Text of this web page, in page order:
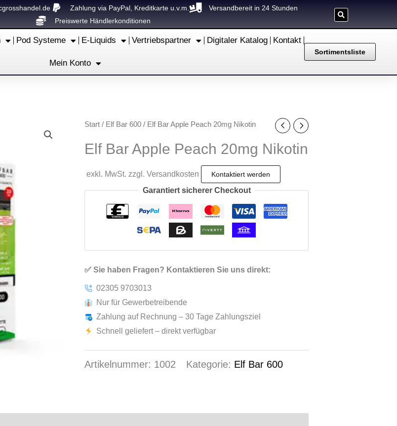
Zahlung via PayPal, Kreditkarte u.v.m.
Versandbereit in 24 Stunden
Preiswerte Händlerkonditionen
Pod Systeme E-Liquids Vertriebspartner Digitaler Katalog Kontakt
Mein Konto
Sortimentsliste
Start / Elf Bar 600 / Elf Bar Apple Peach 20mg Nikotin
Elf Bar Apple Peach 20mg Nikotin
exkl. MwSt. zzgl. Versandkosten
Garantiert sicherer Checkout
✅ Sie haben Fragen? Kontaktieren Sie uns direkt:
02305 9703013
Nur für Gewerbetreibende
Zahlung auf Rechnung – 30 Tage Zahlungsziel
Schnell geliefert – direkt verfügbar
Artikelnummer: 1002 Kategorie: Elf Bar 600